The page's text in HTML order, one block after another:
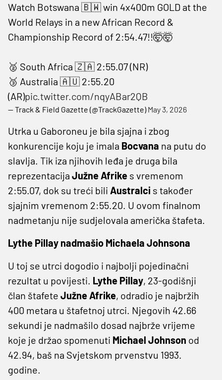
Watch Botswana 🇧🇼 win 4x400m GOLD at the
World Relays in a new African Record &
Championship Record of 2:54.47!!🤯🤯
🥈 South Africa 🇿🇦 2:55.07 (NR)
🥉 Australia 🇦🇺 2:55.20
(AR)pic.twitter.com/nqyABar2QB
— Track & Field Gazette (@TrackGazette)May 3, 2026
Utrka u Gaboroneu je bila sjajna i zbog
konkurencije koju je imala Bocvana na putu do
slavlja. Tik iza njihovih leđa je druga bila
reprezentacija Južne Afrike s vremenom
2:55.07, dok su treći bili Australci s također
sjajnim vremenom 2:55.20. U ovom finalnom
nadmetanju nije sudjelovala američka štafeta.
Lythe Pillay nadmašio Michaela Johnsona
U toj se utrci dogodio i najbolji pojedinačni
rezultat u povijesti. Lythe Pillay, 23-godišnji
član štafete Južne Afrike, odradio je najbržih
400 metara u štafetnoj utrci. Njegovih 42.66
sekundi je nadmašilo dosad najbrže vrijeme
koje je držao spomenuti Michael Johnson od
42.94, baš na Svjetskom prvenstvu 1993.
godine.